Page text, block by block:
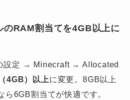
のRAM割当てを4GB以上に
設定 → Minecraft → Allocated
4GB）以上に変更。8GB以上
6GB割当てが快適です。